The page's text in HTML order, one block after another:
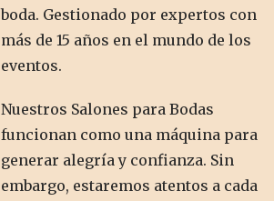
boda. Gestionado por expertos con
más de 15 años en el mundo de los
eventos.
Nuestros Salones para Bodas
funcionan como una máquina para
generar alegría y confianza. Sin
embargo, estaremos atentos a cada